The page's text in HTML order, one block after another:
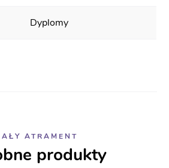
Dyplomy
ATRAMENT
produkty